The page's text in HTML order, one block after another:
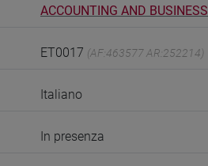
ACCOUNTING AND
ET0017 (AF:463577 AR:252214)
Italiano
In presenza